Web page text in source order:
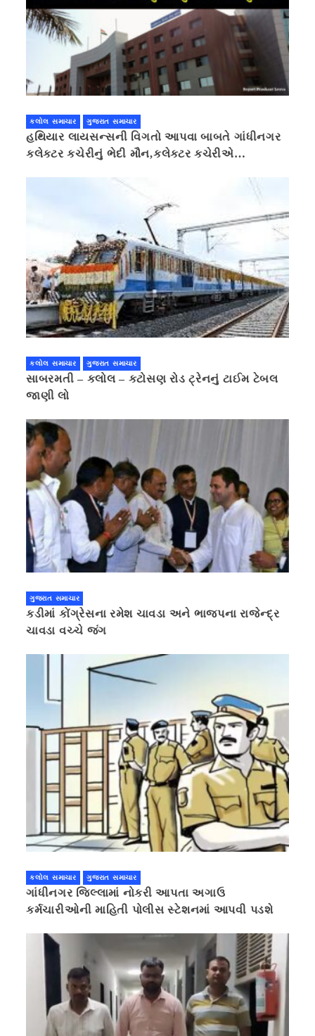
કલોલ સમાચાર ગુજરાત સમાચાર
હથિયાર લાયસન્સની વિગતો આપવા બાબતે ગાંધીનગર
કલેક્ટર કચેરીનું ભેદી મૌન,કલેક્ટર કચેરીએ
કલોલ સમાચાર ગુજરાત સમાચાર
સાબરમતી – કલોલ – કટોસણ રોડ ટ્રેનનું ટાઈમ ટેબલ
જાણી લો
ગુજરાત સમાચાર
કડીમાં કોંગ્રેસના રમેશ ચાવડા અને ભાજપના રાજેન્દ્ર
ચાવડા વચ્ચે જંગ
કલોલ સમાચાર ગુજરાત સમાચાર
ગાંધીનગર જિલ્લામાં નોકરી આપતા અગાઉ
કર્મચારીઓની માહિતી પોલીસ સ્ટેશનમાં આપવી પડશે